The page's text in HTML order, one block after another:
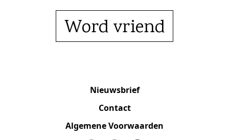
Word vriend
Nieuwsbrief
Contact
Algemene Voorwaarden